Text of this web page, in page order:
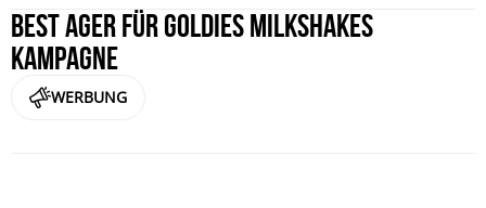
Best Ager für Goldies Milkshakes
Kampagne
WERBUNG